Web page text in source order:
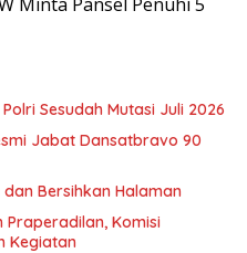
Sesudah Mutasi Juli 2026
Jabat Dansatbravo 90
Bersihkan Halaman
Praperadilan, Komisi
Kegiatan